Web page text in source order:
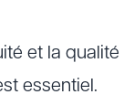
et la qualité
essentiel.